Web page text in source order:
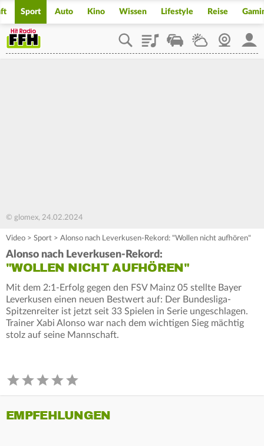
Sport Auto Kino Wissen Lifestyle Reise
PlaylistStaupilotWetterWebcam
© glomex, 24.02.2024
Video > Sport > Alonso nach Leverkusen-Rekord: "Wollen nicht aufhören"
Alonso nach Leverkusen-Rekord:
"WOLLEN NICHT AUFHÖREN"
Mit dem 2:1-Erfolg gegen den FSV Mainz 05 stellte Bayer
Leverkusen einen neuen Bestwert auf: Der Bundesliga-
Spitzenreiter ist jetzt seit 33 Spielen in Serie ungeschlagen.
Trainer Xabi Alonso war nach dem wichtigen Sieg mächtig
stolz auf seine Mannschaft.
EMPFEHLUNGEN